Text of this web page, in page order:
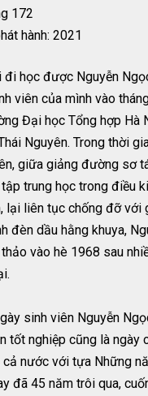
172
hành: 2021
đi học được Nguyễn
viên của mình vào
Đại học Tổng hợp Hà
Nguyên. Trong thời
giữa giảng đường sơ
trung học trong điều
lại liên tục chống đỡ với
đèn dầu hằng khuya,
vào hè 1968 sau
sinh viên Nguyễn
tốt nghiệp cũng là ngày
nước với tựa Những
đã 45 năm trôi qua,